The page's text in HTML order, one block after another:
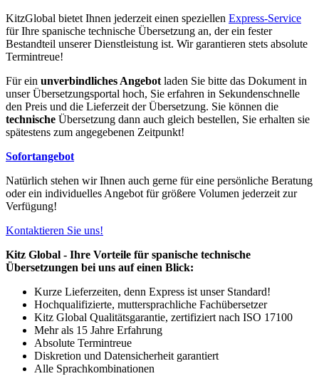
KitzGlobal bietet Ihnen jederzeit einen speziellen Express-Service
für Ihre spanische technische Übersetzung an, der ein fester
Bestandteil unserer Dienstleistung ist. Wir garantieren stets absolute
Termintreue!
Für ein unverbindliches Angebot laden Sie bitte das Dokument in
unser Übersetzungsportal hoch, Sie erfahren in Sekundenschnelle
den Preis und die Lieferzeit der Übersetzung. Sie können die
technische Übersetzung dann auch gleich bestellen, Sie erhalten sie
spätestens zum angegebenen Zeitpunkt!
Sofortangebot
Natürlich stehen wir Ihnen auch gerne für eine persönliche Beratung
oder ein individuelles Angebot für größere Volumen jederzeit zur
Verfügung!
Kontaktieren Sie uns!
Kitz Global - Ihre Vorteile für spanische technische
Übersetzungen bei uns auf einen Blick:
Kurze Lieferzeiten, denn Express ist unser Standard!
Hochqualifizierte, muttersprachliche Fachübersetzer
Kitz Global Qualitätsgarantie, zertifiziert nach ISO 17100
Mehr als 15 Jahre Erfahrung
Absolute Termintreue
Diskretion und Datensicherheit garantiert
Alle Sprachkombinationen